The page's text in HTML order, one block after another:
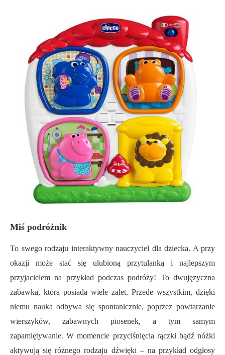
Miś podróżnik
To swego rodzaju interaktywny nauczyciel dla dziecka. A przy
okazji może stać się ulubioną przytulanką i najlepszym
przyjacielem na przykład podczas podróży! To dwujęzyczna
zabawka, która posiada wiele zalet. Przede wszystkim, dzięki
niemu nauka odbywa się spontanicznie, poprzez powtarzanie
wierszyków, zabawnych piosenek, a tym samym
zapamiętywanie. W momencie przyciśnięcia rączki bądź nóżki
aktywują się różnego rodzaju dźwięki – na przykład odgłosy